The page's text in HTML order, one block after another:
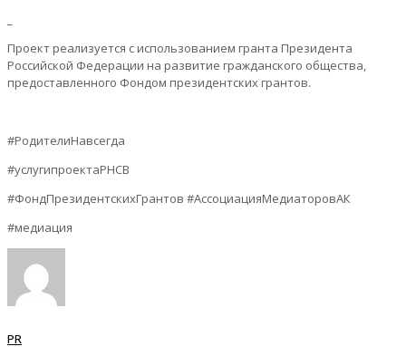
Проект реализуется с использованием гранта Президента
Российской Федерации на развитие гражданского общества,
предоставленного Фондом президентских грантов.
#РодителиНавсегда
#услугипроектаРНСВ
#ФондПрезидентскихГрантов #АссоциацияМедиаторовАК
#медиация
PR